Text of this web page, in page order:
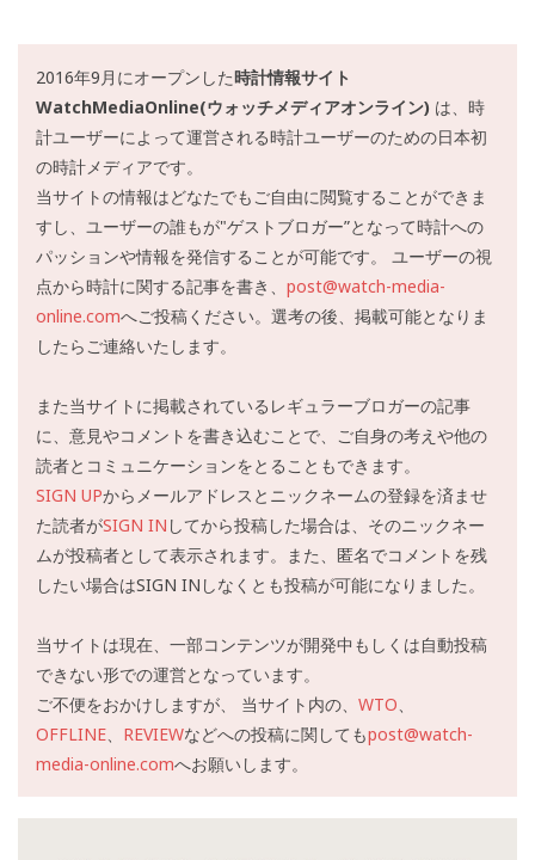
2016年9月にオープンした時計情報サイト
WatchMediaOnline(ウォッチメディアオンライン) は、時
計ユーザーによって運営される時計ユーザーのための日本初
の時計メディアです。
当サイトの情報はどなたでもご自由に閲覧することができま
すし、ユーザーの誰もが"ゲストブロガー”となって時計への
パッションや情報を発信することが可能です。 ユーザーの視
点から時計に関する記事を書き、 post@watch-media-
online.comへご投稿ください。選考の後、掲載可能となりま
したらご連絡いたします。
また当サイトに掲載されているレギュラーブロガーの記事
に、意見やコメントを書き込むことで、ご自身の考えや他の
読者とコミュニケーションをとることもできます。
SIGN UPからメールアドレスとニックネームの登録を済ませ
た読者がSIGN IN してから投稿した場合は、そのニックネー
ムが投稿者として表示されます。また、匿名でコメントを残
したい場合はSIGN INしなくとも投稿が可能になりました。
当サイトは現在、一部コンテンツが開発中もしくは自動投稿
できない形での運営となっています。
ご不便をおかけしますが、 当サイト内の、 WTO
OFFLINE
REVIEWなどへの投稿に関してもpost@watch-
media-online.comへお願いします。